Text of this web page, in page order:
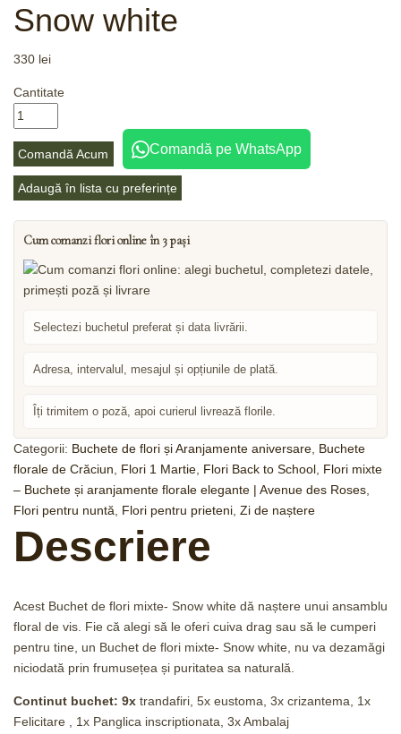
Snow white
330 lei
Cantitate
Comandă Acum Comandă pe WhatsApp
Adaugă în lista cu preferințe
Cum comanzi flori online în 3 pași
Selectezi buchetul preferat și data livrării.
Adresa, intervalul, mesajul și opțiunile de plată.
Îți trimitem o poză, apoi curierul livrează florile.
Categorii: Buchete de flori și Aranjamente aniversare Buchete
florale de Crăciun
Flori 1 Martie Flori Back to School Flori mixte
– Buchete și aranjamente florale elegante | Avenue des Roses
Flori pentru nuntă
Flori pentru prieteni Zi de naștere
Descriere
Acest Buchet de flori mixte- Snow white dă naștere unui ansamblu
floral de vis. Fie că alegi să le oferi cuiva drag sau să le cumperi
pentru tine, un Buchet de flori mixte- Snow white, nu va dezamăgi
niciodată prin frumusețea și puritatea sa naturală.
Continut buchet: 9x trandafiri, 5x eustoma, 3x crizantema, 1x
Felicitare , 1x Panglica inscriptionata, 3x Ambalaj